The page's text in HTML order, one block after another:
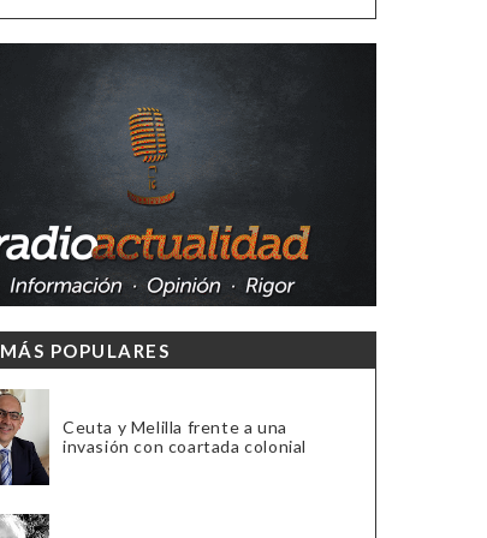
MÁS POPULARES
Ceuta y Melilla frente a una
invasión con coartada colonial